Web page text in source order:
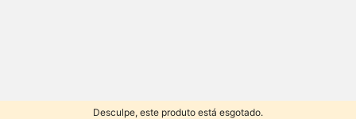
Desculpe, este produto está esgotado.